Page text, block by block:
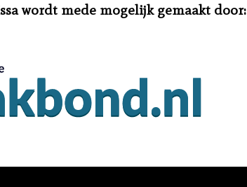
wordt mede mogelijk gemaakt door: